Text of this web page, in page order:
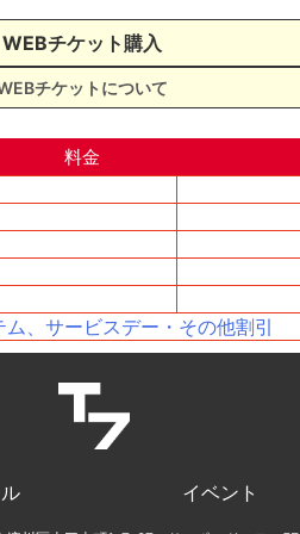
WEBチケット購入
チケットについて
料金
、サービスデー・その他割引
イベント